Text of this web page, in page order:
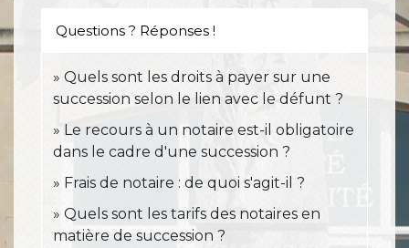
Questions ? Réponses !
Quels sont les droits à payer sur une
succession selon le lien avec le défunt ?
Le recours à un notaire est-il obligatoire
dans le cadre d'une succession ?
Frais de notaire : de quoi s'agit-il ?
Quels sont les tarifs des notaires en
matière de succession ?